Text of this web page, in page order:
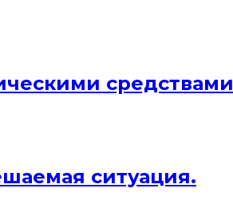
средствами
ситуация.